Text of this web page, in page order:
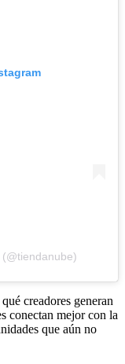
creadores generan
conectan mejor con la
que aún no